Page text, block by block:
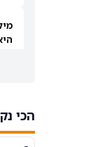
הכי